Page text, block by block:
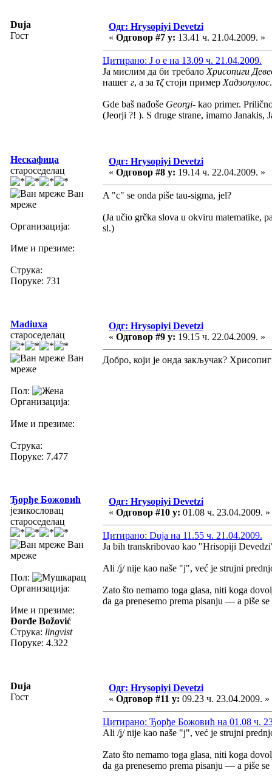
Duja
Гост
Одг: Hrysopiyi Devetzi
« Одговор #7 у: 13.41 ч. 21.04.2009. »
Цитирано: J o e на 13.09 ч. 21.04.2009.
Ја мислим да би требало Хрисопиги
нашег г, а за τζстоји пример Хадзопулос.
Gde baš nađoše Georgi- kao primer.
(Jeorji ?! ). S druge strane, imamo Janakis,
Нескафица
староседелац
Ван
мреже
Организација:
Име и презиме:
Струка:
Поруке: 731
Одг: Hrysopiyi Devetzi
« Одговор #8 у: 19.14 ч. 22.04.2009. »
A "c" se onda piše tau-sigma, jel?
(Ja učio grčka slova u okviru matematike,
sl.)
Madiuxa
староседелац
Ван
мреже
Пол:
Организација:
Име и презиме:
Струка:
Поруке: 7.477
Одг: Hrysopiyi Devetzi
« Одговор #9 у: 19.15 ч. 22.04.2009. »
Добро, који је онда закључак?
Ђорђе Божовић
језикословац
староседелац
Ван
мреже
Пол:
Организација:
Име и презиме:
Đorđe Božović
Струка: lingvist
Поруке: 4.322
Одг: Hrysopiyi Devetzi
« Одговор #10 у: 01.08 ч. 23.04.2009. »
Цитирано: Duja на 11.55 ч. 21.04.2009.
Ja bih transkribovao kao "Hrisopiji
Ali /ʝ/ nije kao naše "j", već je strujni
Zato što nemamo toga glasa, niti koga
da ga prenesemo prema pisanju — a piše
Duja
Гост
Одг: Hrysopiyi Devetzi
« Одговор #11 у: 09.23 ч. 23.04.2009. »
Цитирано: Ђорђе Божовић на 01.08 ч.
Ali /ʝ/ nije kao naše "j", već je strujni
Zato što nemamo toga glasa, niti koga
da ga prenesemo prema pisanju — a piše